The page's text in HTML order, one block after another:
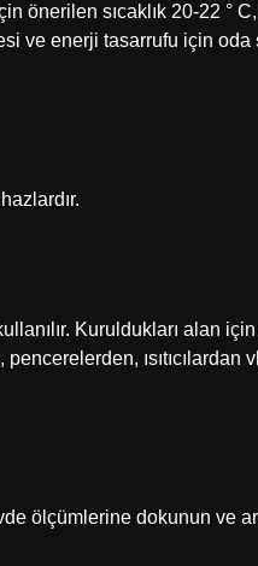
önerilen sıcaklık 20-22 °
ve enerji tasarrufu için oda
Kuruldukları alan
ısıtıcılardan
ölçümlerine dokunun ve